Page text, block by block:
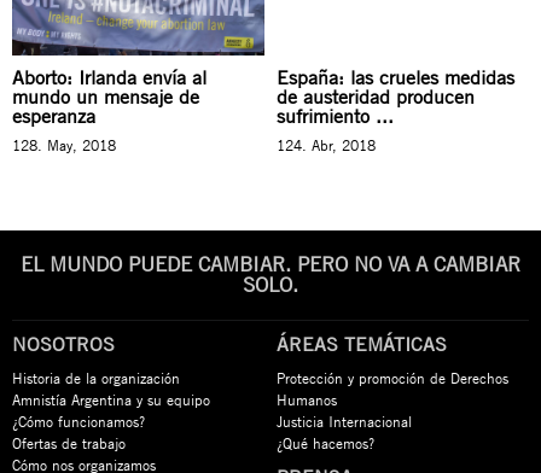
Aborto: Irlanda envía al
mundo un mensaje de
esperanza
128. May, 2018
España: las crueles medidas
de austeridad producen
sufrimiento ...
124. Abr, 2018
EL MUNDO PUEDE CAMBIAR. PERO NO VA A CAMBIAR
SOLO.
NOSOTROS
Historia de la organización
Amnistía Argentina y su equipo
¿Cómo funcionamos?
Ofertas de trabajo
Cómo nos organizamos
ÁREAS TEMÁTICAS
Protección y promoción de Derechos
Humanos
Justicia Internacional
¿Qué hacemos?